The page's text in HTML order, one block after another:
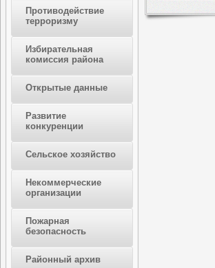
Противодействие
терроризму
Избирательная
комиссия района
Открытые данные
Развитие
конкуренции
Сельское хозяйство
Некоммерческие
организации
Пожарная
безопасность
Районный архив